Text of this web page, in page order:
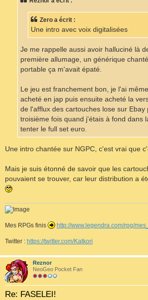
a
Zero a écrit :
Une intro avec voix digitalisées
Je me rappelle aussi avoir halluciné là
première allumage, un générique
portable ça m'avait épaté.
Le jeu est franchement bon, je l'ai
acheté en jap puis ensuite acheté la
de l'afflux des cartouches lose sur Ebay
troisième fois quand j'étais à fond dans
tenter le full set euro.
Une intro chantée sur NGPC, c'est vrai que
Mais je suis étonné de savoir que les
pouvaient se trouver, car leur distribution a
Mes RPGs finis http://www.legendra.com/rpg/
Twitter : https://twitter.com/Katkori
Reznor
NeoGeo Pocket Fan
Re: FASELEI!